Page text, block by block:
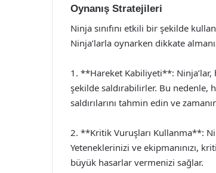
Oynanış Stratejileri
Ninja sınıfını etkili bir şekilde
Ninja’larla oynarken dikkate
1. **Hareket Kabiliyeti**: Ninja’lar,
şekilde saldırabilirler. Bu nedenle,
saldırılarını tahmin edin ve
2. **Kritik Vuruşları Kullanma**:
Yeteneklerinizi ve ekipmanınızı,
büyük hasarlar vermenizi sağlar.